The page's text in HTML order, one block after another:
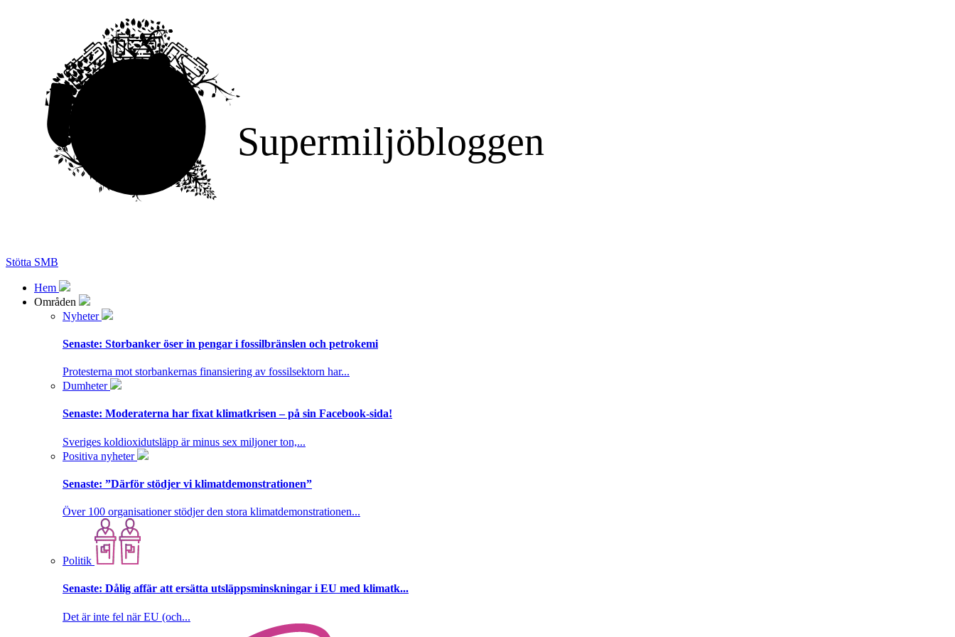
Supermiljöbloggen
Stötta SMB
Hem
Områden
Nyheter
Senaste: Storbanker öser in pengar i fossilbränslen och petrokemi
Protesterna mot storbankernas finansiering av fossilsektorn har...
Dumheter
Senaste: Moderaterna har fixat klimatkrisen – på sin Facebook-sida!
Sveriges koldioxidutsläpp är minus sex miljoner ton,...
Positiva nyheter
Senaste: ”Därför stödjer vi klimatdemonstrationen”
Över 100 organisationer stödjer den stora klimatdemonstrationen...
Politik
Senaste: Dålig affär att ersätta utsläppsminskningar i EU med klimatk...
Det är inte fel när EU (och...